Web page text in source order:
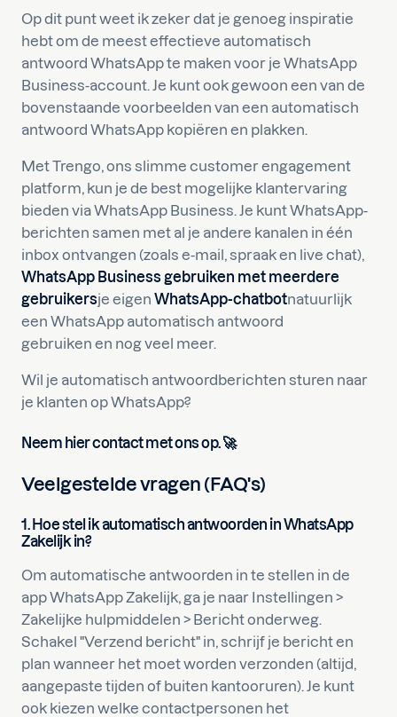
Op dit punt weet ik zeker dat je genoeg inspiratie
hebt om de meest effectieve automatisch
antwoord WhatsApp te maken voor je WhatsApp
Business-account. Je kunt ook gewoon een van de
bovenstaande voorbeelden van een automatisch
antwoord WhatsApp kopiëren en plakken.
Met Trengo, ons slimme customer engagement
platform, kun je de best mogelijke klantervaring
bieden via WhatsApp Business. Je kunt WhatsApp-
berichten samen met al je andere kanalen in één
inbox ontvangen (zoals e-mail, spraak en live chat),
WhatsApp Business gebruiken met meerdere
gebruikersje eigen WhatsApp-chatbotnatuurlijk
een WhatsApp automatisch antwoord
gebruiken en nog veel meer.
Wil je automatisch antwoordberichten sturen naar
je klanten op WhatsApp?
Neem hier contact met ons op. 🚀
Veelgestelde vragen (FAQ's)
1. Hoe stel ik automatisch antwoorden in WhatsApp
Zakelijk in?
Om automatische antwoorden in te stellen in de
app WhatsApp Zakelijk, ga je naar Instellingen >
Zakelijke hulpmiddelen > Bericht onderweg.
Schakel "Verzend bericht" in, schrijf je bericht en
plan wanneer het moet worden verzonden (altijd,
aangepaste tijden of buiten kantooruren). Je kunt
ook kiezen welke contactpersonen het